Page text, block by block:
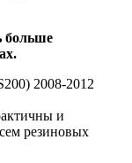
больше
2008-2012
и
резиновых